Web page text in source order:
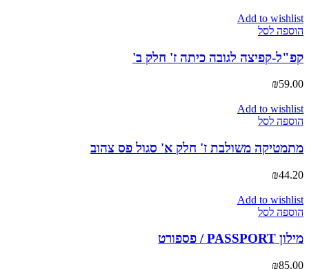
Add to wishlist
הוספה לסל
קפ"ל-קפיצה לגובה כיתה ז' חלק ב'
₪59.00
Add to wishlist
הוספה לסל
מתמטיקה משולבת ז' חלק א' סגול פס צהוב
₪44.20
Add to wishlist
הוספה לסל
מילון PASSPORT / פספורט
₪85.00